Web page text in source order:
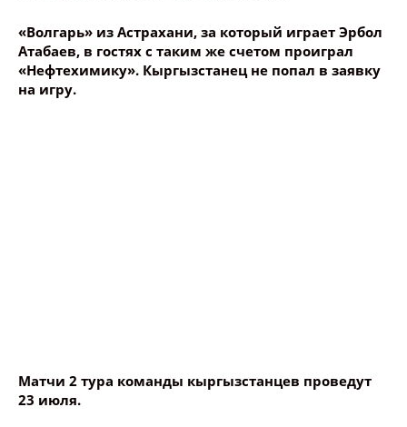
Название сообщения
«Волгарь» из Астрахани, за который играет Эрбол
Атабаев, в гостях с таким же счетом проиграл
«Нефтехимику». Кыргызстанец не попал в заявку
на игру.
Матчи 2 тура команды кыргызстанцев проведут
23 июля.